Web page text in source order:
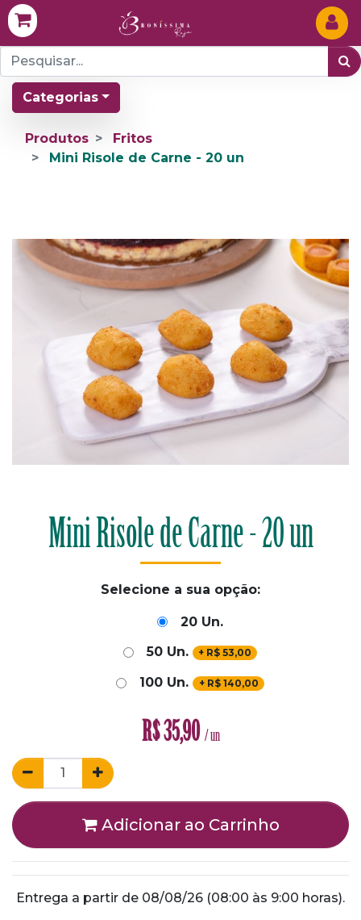
Categorias
Produtos
Fritos
Mini Risole de Carne - 20 un
Mini Risole de Carne - 20 un
Selecione a sua opção:
20 Un.
50 Un.
+ R$53,00
100 Un. + R$ 140,00
R$35,90 / un
Adicionar ao Carrinho
Entrega a partir de 08/08/26 (08:00 às 9:00 horas).